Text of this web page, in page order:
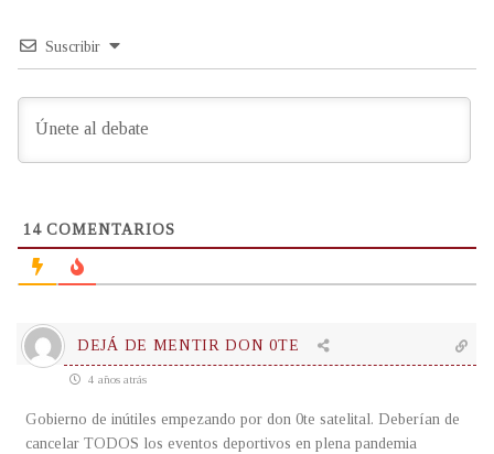
Suscribir
14COMENTARIOS
DEJÁ DE MENTIR DON 0TE
4 años atrás
Gobierno de inútiles empezando por don 0te satelital. Deberían de
cancelar TODOS los eventos deportivos en plena pandemia